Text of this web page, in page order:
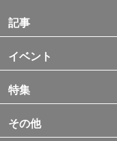
記事
イベント
特集
その他